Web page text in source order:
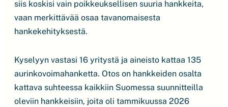
siis koskisi vain poikkeuksellisen suuria hankkeita,
vaan merkittävää osaa tavanomaisesta
hankekehityksestä.
Kyselyyn vastasi 16 yritystä ja aineisto kattaa 135
aurinkovoimahanketta. Otos on hankkeiden osalta
kattava suhteessa kaikkiin Suomessa suunnitteilla
oleviin hankkeisiin, joita oli tammikuussa 2026